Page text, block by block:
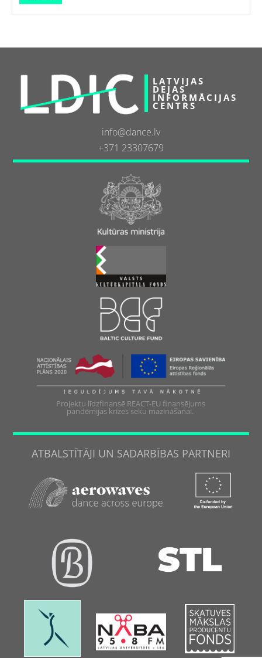
LATVIJAS
DEJAS
INFORMĀCIJAS
CENTRS
info@dance.lv
+371 23307679
Projektu līdzfinansē REACT-EU finansējums
pandēmijas krīzes seku mazināšanai.
ATBALSTĪTĀJI UN SADARBĪBAS PARTNERI